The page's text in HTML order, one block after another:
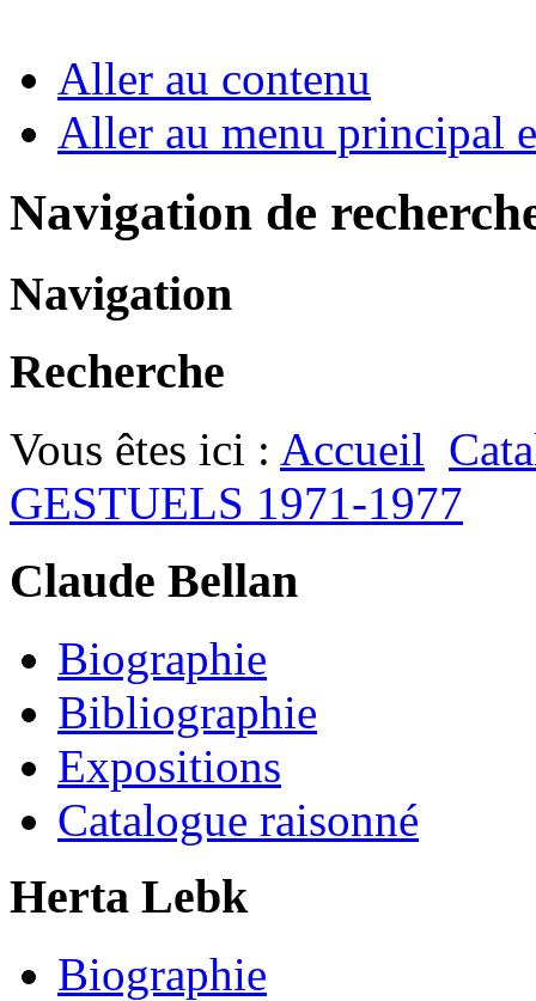
Aller au contenu
Aller au menu principal
Navigation de
Navigation
Recherche
Vous êtes ici : Accueil
GESTUELS 1971-1977
Claude Bellan
Biographie
Bibliographie
Expositions
Catalogue raisonné
Herta Lebk
Biographie